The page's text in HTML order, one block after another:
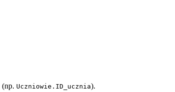
(np. Uczniowie.ID_ucznia).